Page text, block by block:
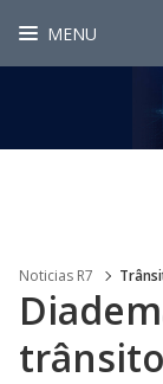
MENU
Noticias R7